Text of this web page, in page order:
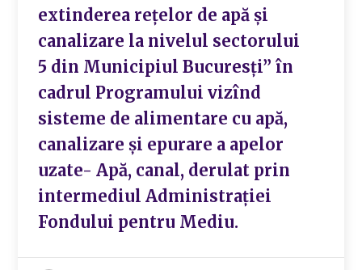
extinderea rețelor de apă și
canalizare la nivelul sectorului
5 din Municipiul Bucuresți” în
cadrul Programului vizînd
sisteme de alimentare cu apă,
canalizare și epurare a apelor
uzate- Apă, canal, derulat prin
intermediul Administrației
Fondului pentru Mediu.